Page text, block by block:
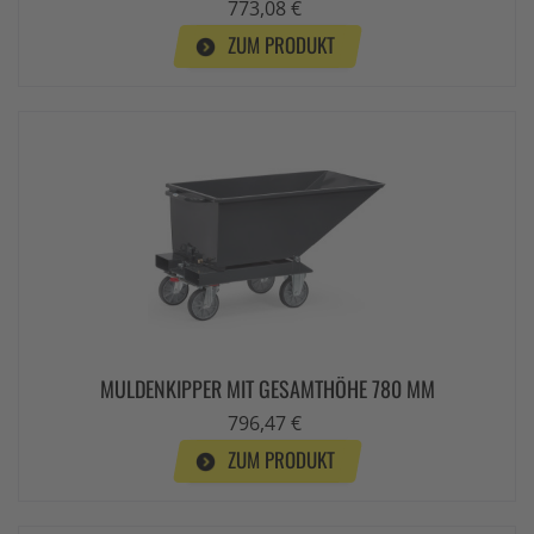
773,08 €
ZUM PRODUKT
MULDENKIPPER MIT GESAMTHÖHE 780 MM
796,47 €
ZUM PRODUKT